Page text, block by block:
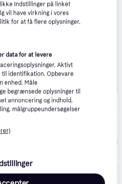
4.5(1861)
HORI - HORI HOTAS Flight Control System & Mount for PC (Windows 11/10) High-End Flight Stick & Throttle for PC Flight Sims - Forventet levering: 7 hverdage 2.749 kr.
Indstillinger på linket
vil have virkning i vores
for at få flere oplysninger.
data for at levere
Aktivt
identifikation. Opbevare
enhed. Måle
begrænsede oplysninger til
annoncering og indhold,
målgruppeundersøgelser